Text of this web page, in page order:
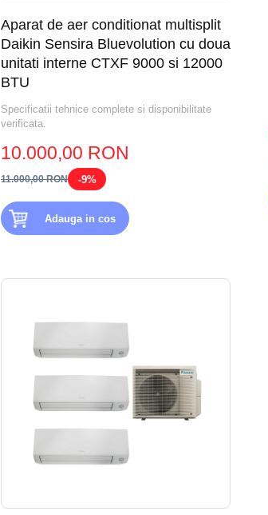
Aparat de aer conditionat multisplit
Daikin Sensira Bluevolution cu doua
unitati interne CTXF 9000 si 12000
BTU
Specificatii tehnice complete si disponibilitate
verificata.
10.000,00 RON
11.000,00 RON -9%
Adauga in cos